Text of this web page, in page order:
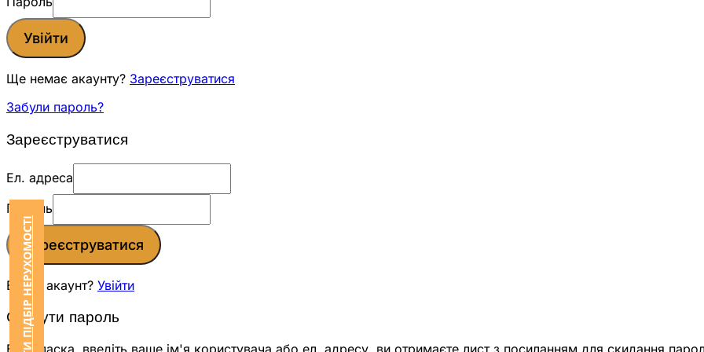
ЗАМОВИТИ ПІДБІР НЕРУХОМОСТІ
Увійти
Ще немає акаунту? Зареєструватися
Забули пароль?
Зареєструватися
Ел. адреса
Пароль
Зареєструватися
Вже є акаунт? Увійти
Скинути пароль
Будь ласка, введіть ваше ім'я користувача або ел. адресу, ви отримаєте лист з посиланням для скидання